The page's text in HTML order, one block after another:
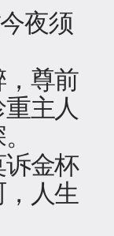
今夜须
尊前
主人
金杯
人生